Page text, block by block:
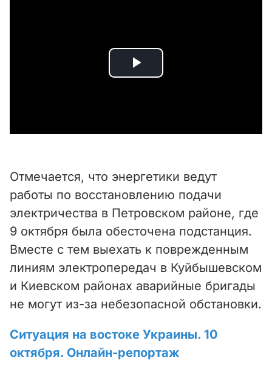
P
a
V
i
d
e
o
Отмечается, что энергетики ведут
работы по восстановлению подачи
электричества в Петровском районе, где
9 октября была обесточена подстанция.
Вместе с тем выехать к поврежденным
линиям электропередач в Куйбышевском
и Киевском районах аварийные бригады
не могут из-за небезопасной обстановки.
Ситуация на востоке Украины. 10
октября. Онлайн-репортаж